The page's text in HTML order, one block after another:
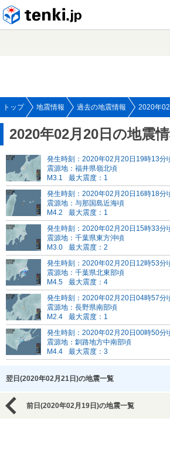
トップ 地震情報 過去の地震情報 2020年
2020年02月20日の地震
発生時刻：2020年02月20日19時13分
震源地：福井県嶺北頃
M3.1
最大震度：1
発生時刻：2020年02月20日16時18分
震源地：与那国島近海頃
M4.2
最大震度：1
発生時刻：2020年02月20日15時33分
震源地：千葉県東方沖頃
M3.0
最大震度：2
発生時刻：2020年02月20日12時53分
震源地：千葉県北東部頃
M4.5
最大震度：4
発生時刻：2020年02月20日04時57分
震源地：長野県南部頃
M2.4
最大震度：1
発生時刻：2020年02月20日00時50分
震源地：釧路地方中南部頃
M4.4
最大震度：3
翌日(2020年02月21日)の地震一覧
前日(2020年02月19日)の地震一覧